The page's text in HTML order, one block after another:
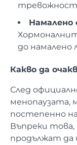
тревожност
Намалено
до намалено
Какво да
След
постепенно
Въпреки
продължат да